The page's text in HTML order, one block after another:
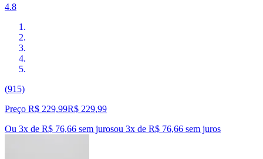
4.8
(915)
Preço R$ 229,99R$ 229,99
Ou 3x de R$ 76,66 sem jurosou 3x de R$ 76,66 sem juros